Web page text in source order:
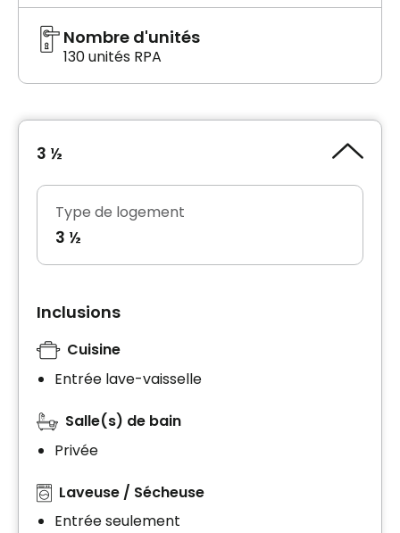
Nombre d'unités
130 unités RPA
3 ½
Type de logement
3 ½
Inclusions
Cuisine
Entrée lave-vaisselle
Salle(s) de bain
Privée
Laveuse / Sécheuse
Entrée seulement